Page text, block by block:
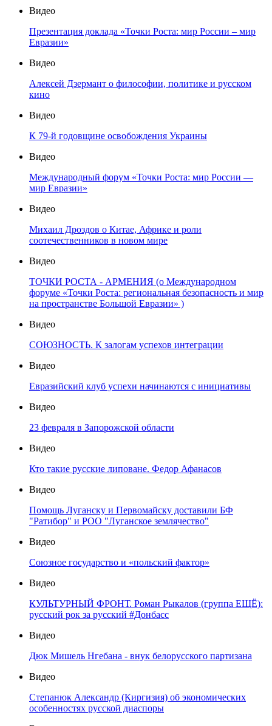
Видео
Презентация доклада «Точки Роста: мир России – мир
Евразии»
Видео
Алексей Дзермант о философии, политике и русском
кино
Видео
К 79-й годовщине освобождения Украины
Видео
Международный форум «Точки Роста: мир России —
мир Евразии»
Видео
Михаил Дроздов о Китае, Африке и роли
соотечественников в новом мире
Видео
ТОЧКИ РОСТА - АРМЕНИЯ (о Международном
форуме «Точки Роста: региональная безопасность и мир
на пространстве Большой Евразии» )
Видео
СОЮЗНОСТЬ. К залогам успехов интеграции
Видео
Евразийский клуб успехи начинаются с инициативы
Видео
23 февраля в Запорожской области
Видео
Кто такие русские липоване. Федор Афанасов
Видео
Помощь Луганску и Первомайску доставили БФ
"Ратибор" и РОО "Луганское землячество"
Видео
Союзное государство и «польский фактор»
Видео
КУЛЬТУРНЫЙ ФРОНТ. Роман Рыкалов (группа ЕЩЁ):
русский рок за русский #Донбасс
Видео
Дюк Мишель Нгебана - внук белорусского партизана
Видео
Степанюк Александр (Киргизия) об экономических
особенностях русской диаспоры